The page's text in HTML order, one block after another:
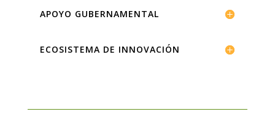
APOYO GUBERNAMENTAL
ECOSISTEMA DE INNOVACIÓN